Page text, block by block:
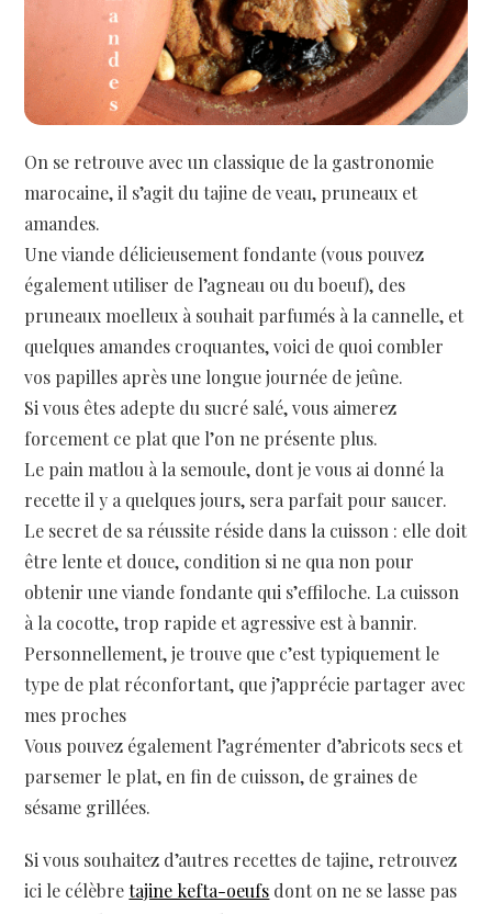
On se retrouve avec un classique de la gastronomie
marocaine, il s’agit du tajine de veau, pruneaux et
amandes.
Une viande délicieusement fondante (vous pouvez
également utiliser de l’agneau ou du boeuf), des
pruneaux moelleux à souhait parfumés à la cannelle, et
quelques amandes croquantes, voici de quoi combler
vos papilles après une longue journée de jeûne.
Si vous êtes adepte du sucré salé, vous aimerez
forcement ce plat que l’on ne présente plus.
Le pain matlou à la semoule, dont je vous ai donné la
recette il y a quelques jours, sera parfait pour saucer.
Le secret de sa réussite réside dans la cuisson : elle doit
être lente et douce, condition si ne qua non pour
obtenir une viande fondante qui s’effiloche. La cuisson
à la cocotte, trop rapide et agressive est à bannir.
Personnellement, je trouve que c’est typiquement le
type de plat réconfortant, que j’apprécie partager avec
mes proches
Vous pouvez également l’agrémenter d’abricots secs et
parsemer le plat, en fin de cuisson, de graines de
sésame grillées.
Si vous souhaitez d’autres recettes de tajine, retrouvez
ici le célèbretajine kefta-oeufs dont on ne se lasse pas